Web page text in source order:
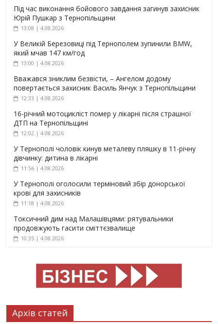
Під час виконання бойового завдання загинув захисник
Юрій Пушкар з Тернопільщини
13:08 | 4.08.2026
У Великій Березовиці під Тернополем зупинили BMW,
який мчав 147 км/год
13:00 | 4.08.2026
Вважався зниклим безвісти, – Ангелом додому
повертається захисник Василь Янчук з Тернопільщини
12:33 | 4.08.2026
16-річний мотоцикліст помер у лікарні після страшної
ДТП на Тернопільщині
12:02 | 4.08.2026
У Тернополі чоловік кинув металеву пляшку в 11-річну
дівчинку: дитина в лікарні
11:56 | 4.08.2026
У Тернополі оголосили терміновий збір донорської
крові для захисників
11:18 | 4.08.2026
Токсичний дим над Малашівцями: рятувальники
продовжують гасити сміттєзвалище
10:35 | 4.08.2026
Архів статей